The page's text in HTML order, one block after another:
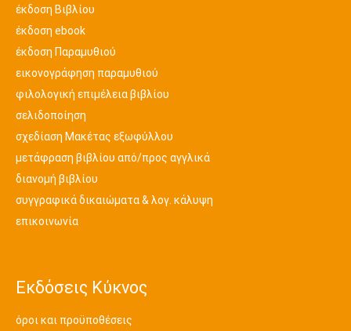
έκδοση Βιβλίου
έκδοση ebook
έκδοση Παραμυθιού
εικονογράφηση παραμυθιού
φιλολογική επιμέλεια βιβλίου
σελιδοποίηση
σχεδίαση Μακέτας εξωφύλλου
μετάφραση βιβλίου από/προς αγγλικά
διανομή βιβλίου
συγγραφικά δικαιώματα & λογ. κάλυψη
επικοινωνία
Εκδόσεις Κύκνος
όροι και προϋποθέσεις